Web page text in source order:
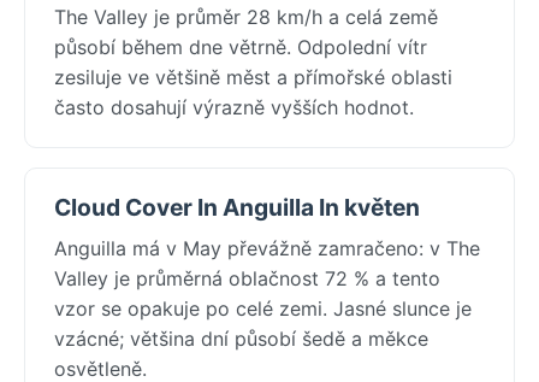
The Valley je průměr 28 km/h a celá země
působí během dne větrně. Odpolední vítr
zesiluje ve většině měst a přímořské oblasti
často dosahují výrazně vyšších hodnot.
Cloud Cover In Anguilla In květen
Anguilla má v May převážně zamračeno: v The
Valley je průměrná oblačnost 72 % a tento
vzor se opakuje po celé zemi. Jasné slunce je
vzácné; většina dní působí šedě a měkce
osvětleně.